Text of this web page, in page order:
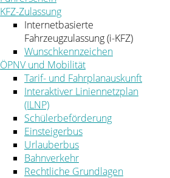
KFZ-Zulassung
Internetbasierte
Fahrzeugzulassung (i-KFZ)
Wunschkennzeichen
ÖPNV und Mobilität
Tarif- und Fahrplanauskunft
Interaktiver Liniennetzplan
(ILNP)
Schülerbeförderung
Einsteigerbus
Urlauberbus
Bahnverkehr
Rechtliche Grundlagen